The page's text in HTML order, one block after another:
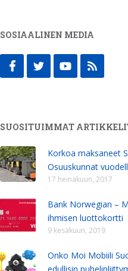
SOSIAALINEN MEDIA
SUOSITUIMMAT
Korkoa maksaneet
Osuuskunnat
17 heinäkuun, 2017
Bank Norwegian –
ihmisen luottokortti
9 kesäkuun, 2019
Onko Moi Mobiili